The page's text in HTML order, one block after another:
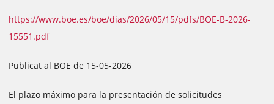
https://www.boe.es/boe/dias/2026/05/15/pdfs/BOE-B-2026-
15551.pdf
Publicat al BOE de 15-05-2026
El plazo máximo para la presentación de solicitudes